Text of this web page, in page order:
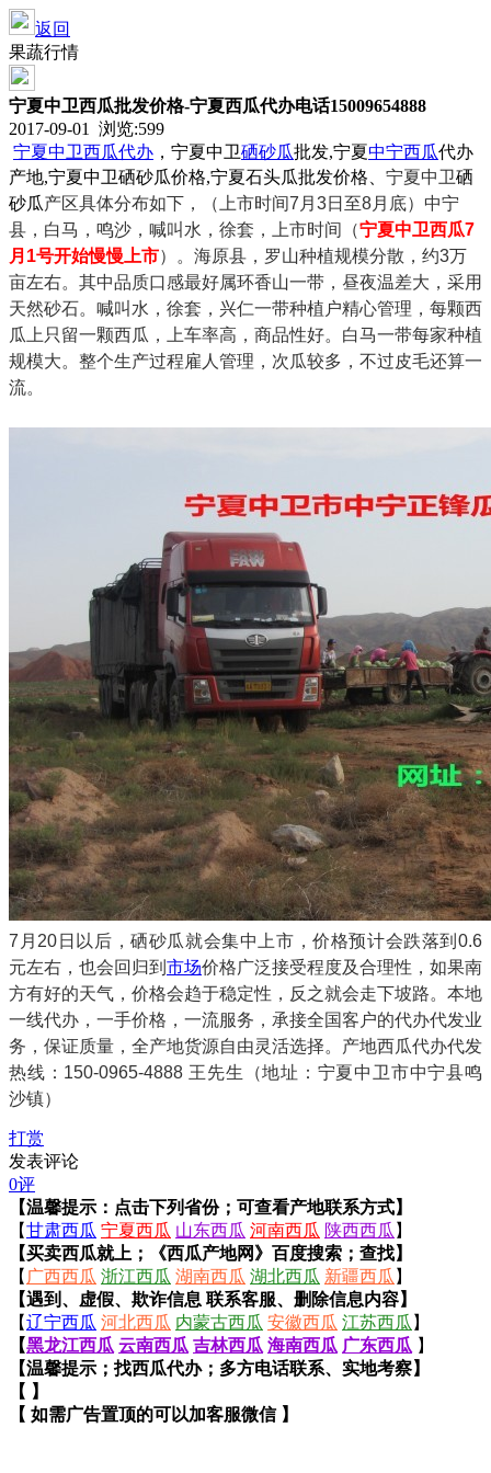
返回
果蔬行情
宁夏中卫西瓜批发价格-宁夏西瓜代办电话15009654888
2017-09-01 浏览:599
宁夏中卫西瓜代办 ，宁夏中卫硒砂瓜批发,宁夏中宁西瓜代办
产地,宁夏中卫硒砂瓜价格,宁夏石头瓜批发价格、 宁夏中卫硒
砂瓜产区具体分布如下，（上市时间7月3日至8月底）中宁
县，白马，鸣沙，喊叫水，徐套，上市时间（宁夏中卫西瓜7
月1号开始慢慢上市）。海原县，罗山种植规模分散，约3万
亩左右。其中品质口感最好属环香山一带，昼夜温差大，采用
天然砂石。喊叫水，徐套，兴仁一带种植户精心管理，每颗西
瓜上只留一颗西瓜，上车率高，商品性好。白马一带每家种植
规模大。整个生产过程雇人管理，次瓜较多，不过皮毛还算一
流。
7月20日以后，硒砂瓜就会集中上市，价格预计会跌落到0.6
元左右，也会回归到 市场价格广泛接受程度及合理性，如果南
方有好的天气，价格会趋于稳定性，反之就会走下坡路。本地
一线代办，一手价格，一流服务，承接全国客户的代办代发业
务，保证质量，全产地货源自由灵活选择。产地西瓜代办代发
热线：150-0965-4888 王先生（地址：宁夏中卫市中宁县鸣
沙镇）
打赏
发表评论
0评
【温馨提示：点击下列省份；可查看产地联系方式】
【甘肃西瓜 宁夏西瓜 山东西瓜 河南西瓜 陕西西瓜 】
【买卖西瓜就上；《西瓜产地网》百度搜索；查找】
【 广西西瓜 浙江西瓜 湖南西瓜 湖北西瓜 新疆西瓜 】
【遇到、虚假、欺诈信息 联系客服、删除信息内容】
【辽宁西瓜 河北西瓜 内蒙古西瓜 安徽西瓜 江苏西瓜 】
【黑龙江西瓜 云南西瓜 吉林西瓜 海南西瓜 广东西瓜 】
【温馨提示；找西瓜代办；多方电话联系、实地考察】
【 】
【 如需广告置顶的可以加客服微信 】